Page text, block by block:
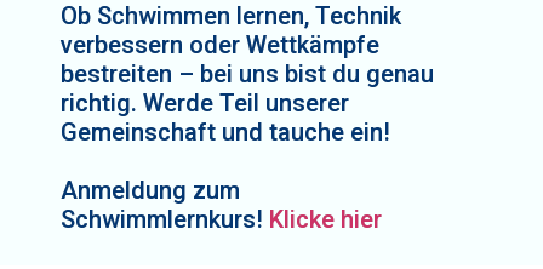
Ob Schwimmen lernen, Technik
verbessern oder Wettkämpfe
bestreiten – bei uns bist du genau
richtig. Werde Teil unserer
Gemeinschaft und tauche ein!
Anmeldung zum
Schwimmlernkurs! Klicke hier